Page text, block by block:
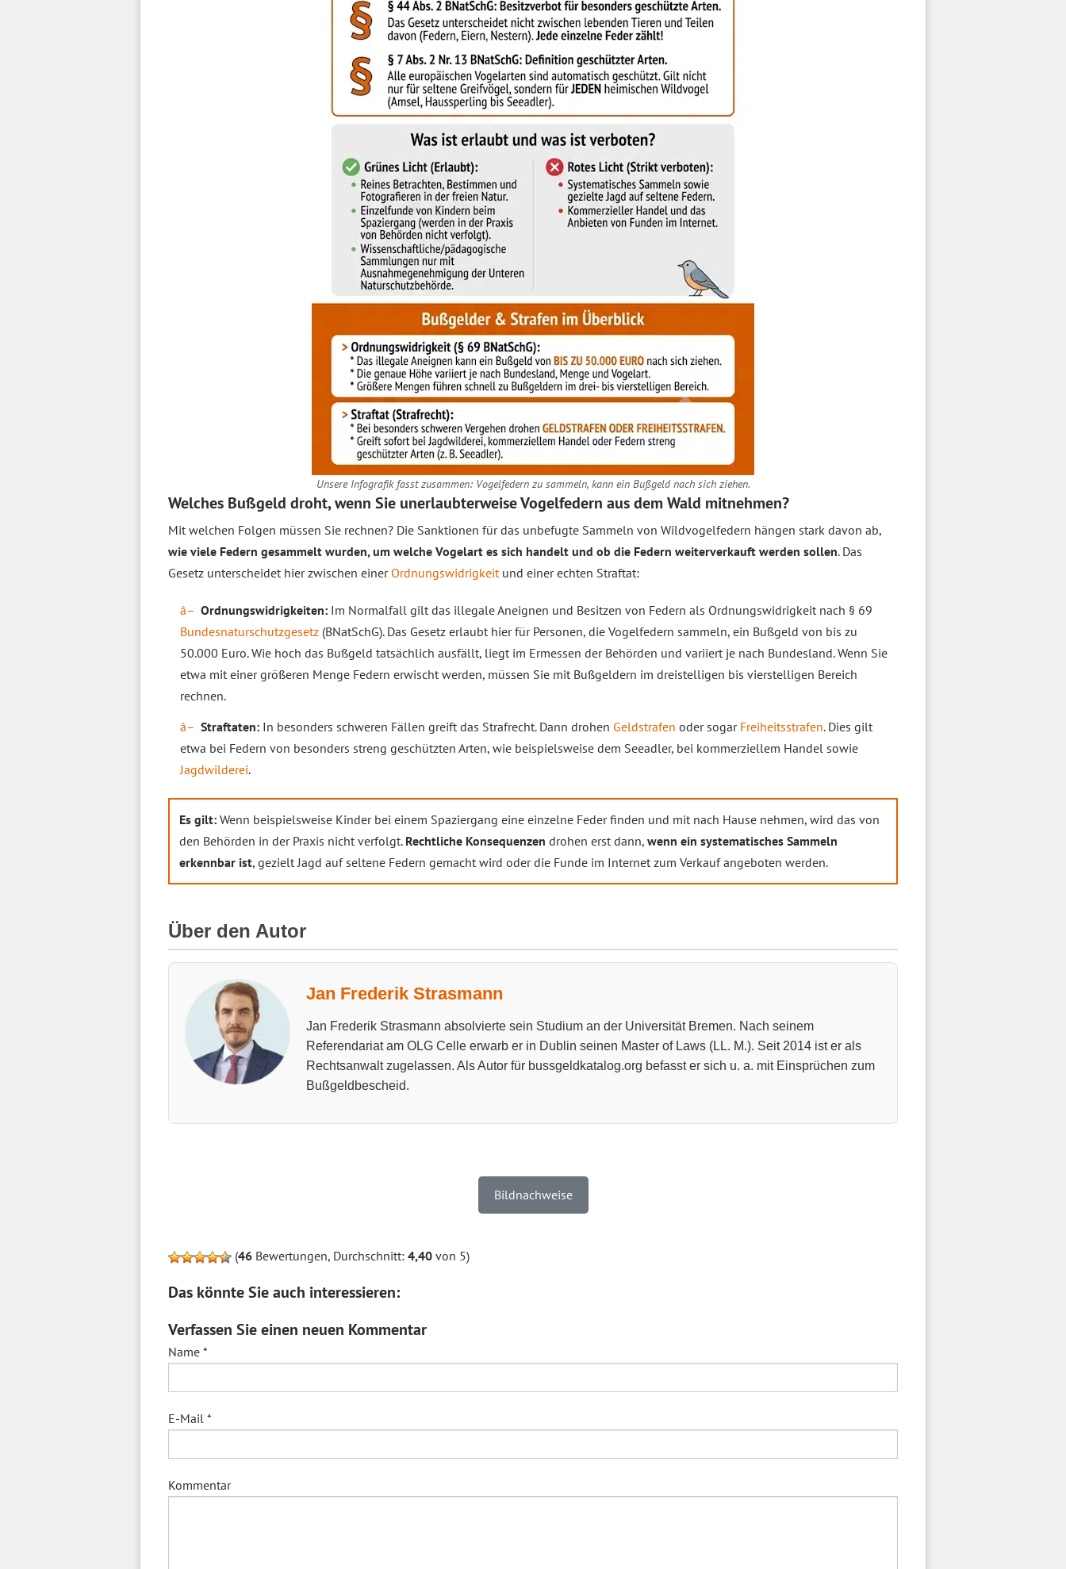
Unsere Infografik fasst zusammen: Vogelfedern zu sammeln, kann ein Bußgeld nach sich ziehen.
Welches Bußgeld droht, wenn Sie unerlaubterweise Vogelfedern aus dem Wald mitnehmen?
Mit welchen Folgen müssen Sie rechnen? Die Sanktionen für das unbefugte Sammeln von Wildvogelfedern hängen stark davon ab,
wie viele Federn gesammelt wurden, um welche Vogelart es sich handelt und ob die Federn weiterverkauft werden sollen. Das
Gesetz unterscheidet hier zwischen einerOrdnungswidrigkeitund einer echten Straftat:
Ordnungswidrigkeiten: Im Normalfall gilt das illegale Aneignen und Besitzen von Federn als Ordnungswidrigkeit nach § 69
Bundesnaturschutzgesetz (BNatSchG). Das Gesetz erlaubt hier für Personen, die Vogelfedern sammeln, ein Bußgeld von bis zu
50.000 Euro. Wie hoch das Bußgeld tatsächlich ausfällt, liegt im Ermessen der Behörden und variiert je nach Bundesland. Wenn Sie
etwa mit einer größeren Menge Federn erwischt werden, müssen Sie mit Bußgeldern im dreistelligen bis vierstelligen Bereich
rechnen.
Straftaten: In besonders schweren Fällen greift das Strafrecht. Dann drohen Geldstrafen oder sogar Freiheitsstrafen. Dies gilt
etwa bei Federn von besonders streng geschützten Arten, wie beispielsweise dem Seeadler, bei kommerziellem Handel sowie
Jagdwilderei.
Es gilt: Wenn beispielsweise Kinder bei einem Spaziergang eine einzelne Feder finden und mit nach Hause nehmen, wird das von
den Behörden in der Praxis nicht verfolgt. Rechtliche Konsequenzen drohen erst dann, wenn ein systematisches Sammeln
erkennbar ist, gezielt Jagd auf seltene Federn gemacht wird oder die Funde im Internet zum Verkauf angeboten werden.
Über den Autor
Jan Frederik Strasmann
Jan Frederik Strasmann absolvierte sein Studium an der Universität Bremen. Nach seinem
Referendariat am OLG Celle erwarb er in Dublin seinen Master of Laws (LL. M.). Seit 2014 ist er als
Rechtsanwalt zugelassen. Als Autor für bussgeldkatalog.org befasst er sich u. a. mit Einsprüchen zum
Bußgeldbescheid.
Bildnachweise
(46 Bewertungen, Durchschnitt: 4,40 von 5)
Das könnte Sie auch interessieren:
Verfassen Sie einen neuen Kommentar
Name *
E-Mail *
Kommentar